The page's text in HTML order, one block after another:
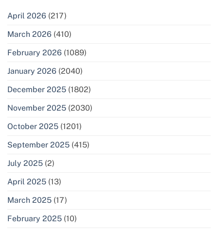
April 2026 (217)
March 2026 (410)
February 2026 (1089)
January 2026 (2040)
December 2025 (1802)
November 2025 (2030)
October 2025 (1201)
September 2025 (415)
July 2025 (2)
April 2025 (13)
March 2025 (17)
February 2025 (10)